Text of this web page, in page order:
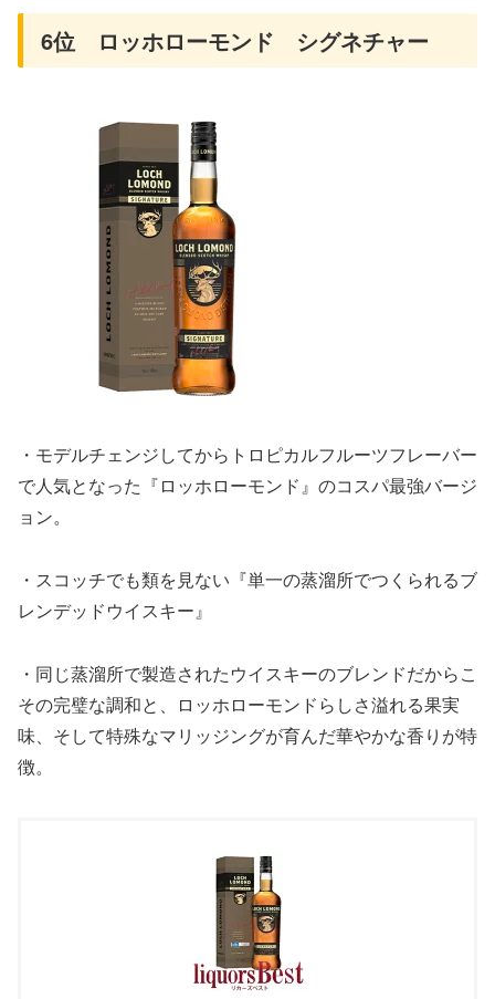
6位 ロッホローモンド シグネチャー
・モデルチェンジしてからトロピカルフルーツフレーバー
で人気となった『ロッホローモンド』のコスパ最強バージ
ョン。
・スコッチでも類を見ない『単一の蒸溜所でつくられるブ
レンデッドウイスキー』
・同じ蒸溜所で製造されたウイスキーのブレンドだからこ
その完璧な調和と、ロッホローモンドらしさ溢れる果実
味、そして特殊なマリッジングが育んだ華やかな香りが特
徴。